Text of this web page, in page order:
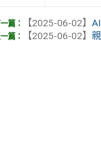
【2025-06-02】
【2025-06-02】